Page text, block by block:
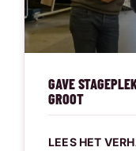
GAVE
GROOT
LEES HET